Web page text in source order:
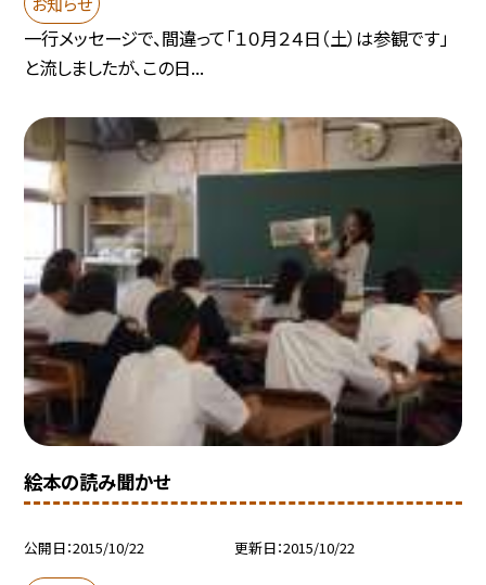
一行メッセージで、間違って「１０月２４日（土）は参観です」
と流しましたが、この日...
絵本の読み聞かせ
公開日 2015/10/22 更新日 2015/10/22